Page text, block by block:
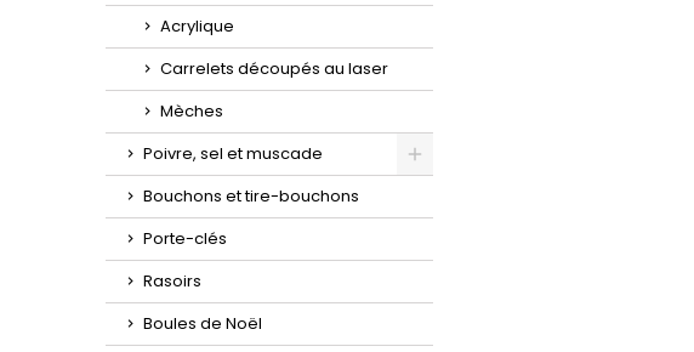
Acrylique
Carrelets découpés au laser
Mèches
Poivre, sel et muscade
Bouchons et tire-bouchons
Porte-clés
Rasoirs
Boules de Noël